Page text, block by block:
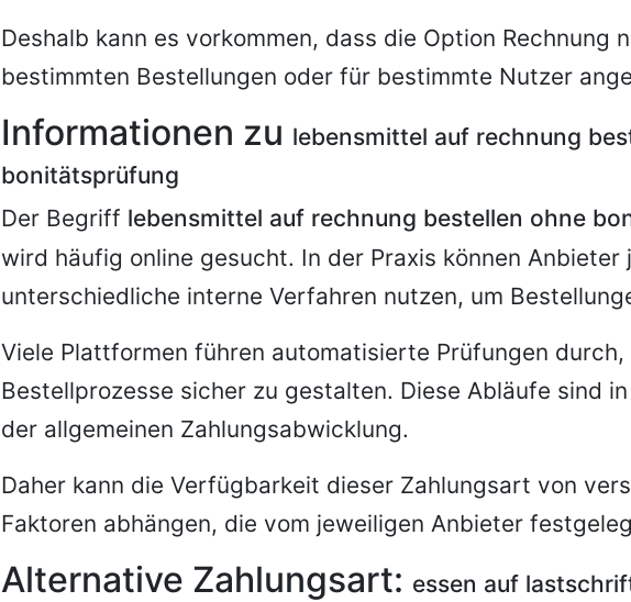
Deshalb kann es vorkommen, dass die Option Rechnung
bestimmten Bestellungen oder für bestimmte Nutzer
Informationen zu lebensmittel auf rechnung
bonitätsprüfung
Der Begriff lebensmittel auf rechnung bestellen ohne
wird häufig online gesucht. In der Praxis können Anbieter
unterschiedliche interne Verfahren nutzen, um
Viele Plattformen führen automatisierte Prüfungen durch,
Bestellprozesse sicher zu gestalten. Diese Abläufe sind in
der allgemeinen Zahlungsabwicklung.
Daher kann die Verfügbarkeit dieser Zahlungsart von
Faktoren abhängen, die vom jeweiligen Anbieter
Alternative Zahlungsart: essen auf